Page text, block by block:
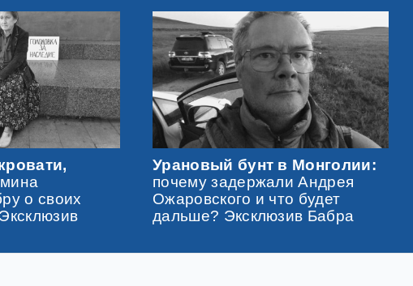
о своих
Урановый бунт в Монголии:
почему задержали Андрея
Ожаровского и что будет
дальше? Эксклюзив Бабра